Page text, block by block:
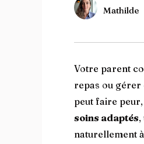
Mathilde
Votre parent
repas ou gérer
peut faire peur,
soins adaptés,
naturellement